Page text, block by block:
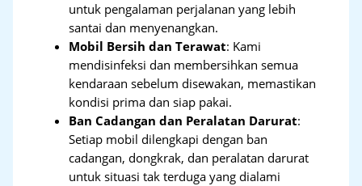
untuk pengalaman perjalanan yang lebih
santai dan menyenangkan.
Mobil Bersih dan Terawat: Kami
mendisinfeksi dan membersihkan semua
kendaraan sebelum disewakan, memastikan
kondisi prima dan siap pakai.
Ban Cadangan dan Peralatan Darurat:
Setiap mobil dilengkapi dengan ban
cadangan, dongkrak, dan peralatan darurat
untuk situasi tak terduga yang dialami